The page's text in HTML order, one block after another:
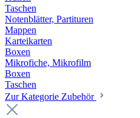
Taschen
Notenblätter, Partituren
Mappen
Karteikarten
Boxen
Mikrofiche, Mikrofilm
Boxen
Taschen
Zur Kategorie Zubehör